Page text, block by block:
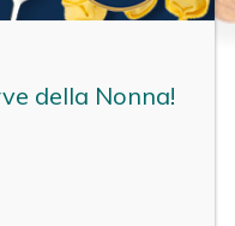
della Nonna!